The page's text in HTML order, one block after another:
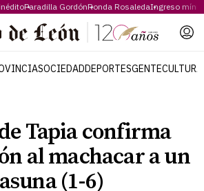
Paradilla GordónRonda RosaledaIngreso
SOCIEDADDEPORTESGENTECULTURA
Tapia confirma
al machacar a un
(1-6)